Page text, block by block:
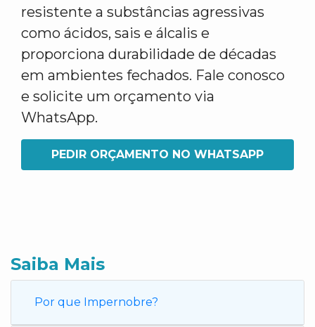
resistente a substâncias agressivas
como ácidos, sais e álcalis e
proporciona durabilidade de décadas
em ambientes fechados. Fale conosco
e solicite um orçamento via
WhatsApp.
PEDIR ORÇAMENTO NO WHATSAPP
Saiba Mais
Por que Impernobre?